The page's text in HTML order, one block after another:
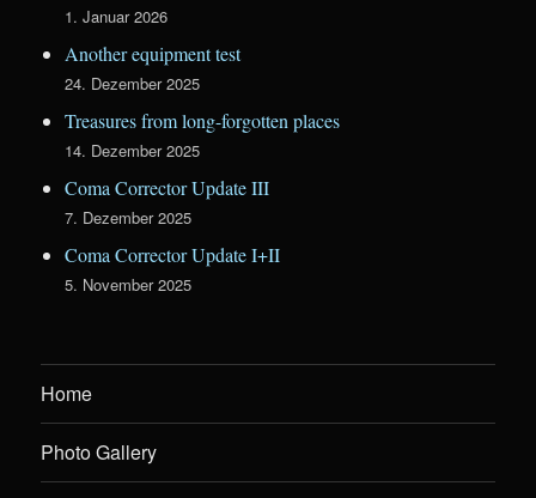
1. Januar 2026
Another equipment test
24. Dezember 2025
Treasures from long-forgotten places
14. Dezember 2025
Coma Corrector Update III
7. Dezember 2025
Coma Corrector Update I+II
5. November 2025
Home
Photo Gallery